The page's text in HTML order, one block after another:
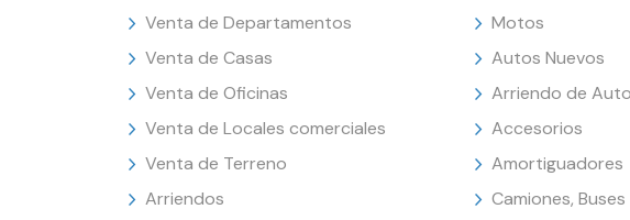
Venta de Departamentos
Venta de Casas
Venta de Oficinas
Venta de Locales comerciales
Venta de Terreno
Arriendos
Motos
Autos Nuevos
Arriendo de
Accesorios
Amortiguadores
Camiones, Buses